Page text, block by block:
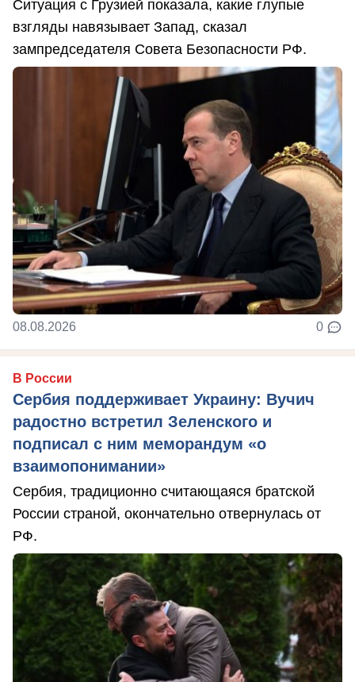
Ситуация с Грузией показала, какие глупые
взгляды навязывает Запад, сказал
зампредседателя Совета Безопасности РФ.
08.08.2026 0
В России
Сербия поддерживает Украину: Вучич
радостно встретил Зеленского и
подписал с ним меморандум «о
взаимопонимании»
Сербия, традиционно считающаяся братской
России страной, окончательно отвернулась от
РФ.